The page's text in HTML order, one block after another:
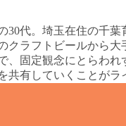
30代。埼玉在住の千葉
クラフトビールから大
、固定観念にとらわれ
共有していくことがラ